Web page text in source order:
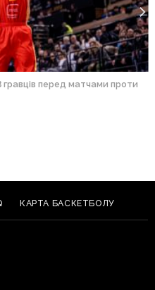
гравців перед матчами проти
КАРТА БАСКЕТБОЛУ